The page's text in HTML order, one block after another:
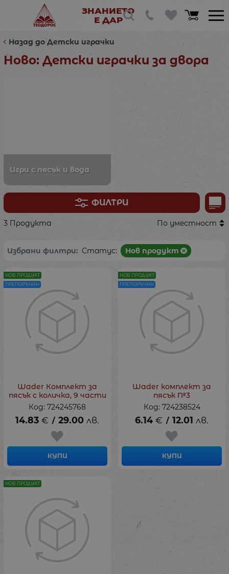
ЗНАНИЕТО
Е ДАР
Назад до Детски играчки
Ново: Детски играчки за двора
Игри с пясък и вода
ФИЛТРИ
3 Продукта По уместност
Избрани филтри: Статус: Нов продукт
Wader Комплект за
пясък с количка, 9 части
Код: 724245768
14.83 € / 29.00 лв.
КУПИ
НОВ ПРОДУКТ
ПРЕПОРЪЧАН
Wader комплект за
пясък №3
Код: 724238524
6.14 € / 12.01 лв.
КУПИ
НОВ ПРОДУКТ
ПРЕПОРЪЧАН
НОВ ПРОДУКТ